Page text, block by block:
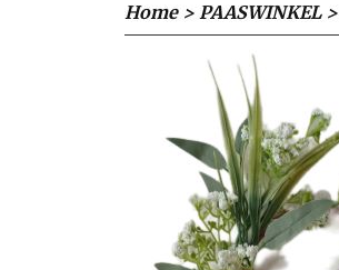
Home> PAASWINKEL>